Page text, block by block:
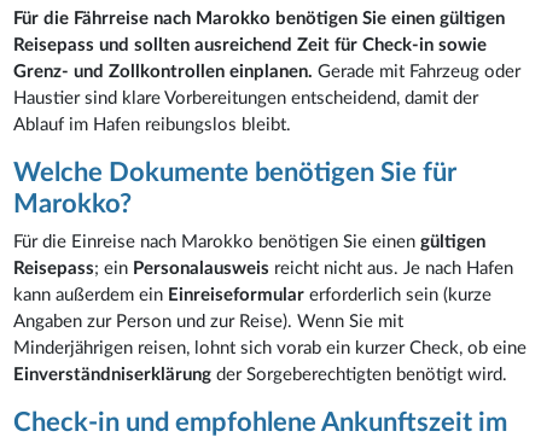
Für die Fährreise nach Marokko benötigen Sie einen gültigen
Reisepass und sollten ausreichend Zeit für Check-in sowie
Grenz- und Zollkontrollen einplanen. Gerade mit Fahrzeug oder
Haustier sind klare Vorbereitungen entscheidend, damit der
Ablauf im Hafen reibungslos bleibt.
Welche Dokumente benötigen Sie für
Marokko?
Für die Einreise nach Marokko benötigen Sie einengültigen
Reisepass; ein Personalausweis reicht nicht aus. Je nach Hafen
kann außerdem ein Einreiseformular erforderlich sein (kurze
Angaben zur Person und zur Reise). Wenn Sie mit
Minderjährigen reisen, lohnt sich vorab ein kurzer Check, ob eine
Einverständniserklärung der Sorgeberechtigten benötigt wird.
Check-in und empfohlene Ankunftszeit im